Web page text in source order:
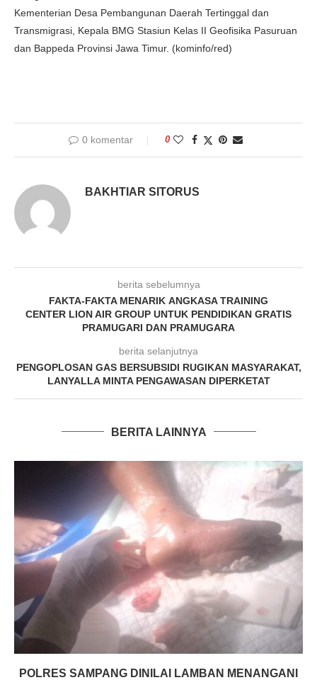
Kementerian Desa Pembangunan Daerah Tertinggal dan
Transmigrasi, Kepala BMG Stasiun Kelas II Geofisika Pasuruan
dan Bappeda Provinsi Jawa Timur. (kominfo/red)
0 komentar 0
BAKHTIAR SITORUS
berita sebelumnya
FAKTA-FAKTA MENARIK ANGKASA TRAINING
CENTER LION AIR GROUP UNTUK PENDIDIKAN GRATIS
PRAMUGARI DAN PRAMUGARA
berita selanjutnya
PENGOPLOSAN GAS BERSUBSIDI RUGIKAN MASYARAKAT,
LANYALLA MINTA PENGAWASAN DIPERKETAT
BERITA LAINNYA
POLRES SAMPANG DINILAI LAMBAN MENANGANI